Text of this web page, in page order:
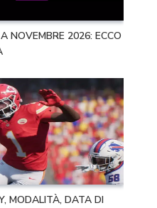
NOVEMBRE 2026: ECCO
MODALITÀ, DATA DI